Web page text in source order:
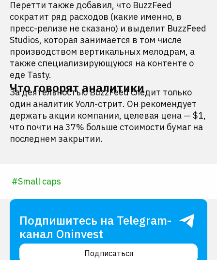
Перетти также добавил, что BuzzFeed
сократит ряд расходов (какие именно, в
пресс-релизе не сказано) и выделит BuzzFeed
Studios, которая занимается в том числе
производством вертикальных мелодрам, а
также специализирующуюся на контенте о
еде Tasty.
Что говорят аналитики
За деятельностью BuzzFeed следит только
один аналитик Уолл-стрит. Он рекомендует
держать акции компании, целевая цена — $1,
что почти на 37% больше стоимости бумаг на
последнем закрытии.
#Small caps
Подпишитесь на Telegram-
канал Oninvest
Подписаться